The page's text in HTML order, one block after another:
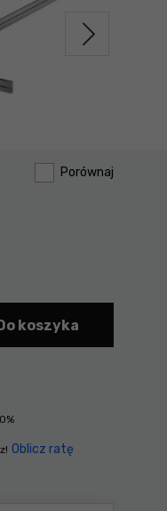
Porównaj
Oblicz ratę
koszyka